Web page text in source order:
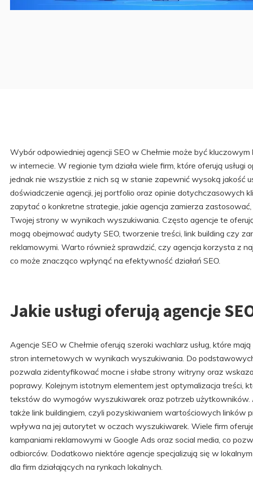
Wybór odpowiedniej agencji SEO w Chełmie może być
w internecie. W regionie tym działa wiele firm, które oferują usługi
jednak nie wszystkie z nich są w stanie zapewnić wysoką jakość
doświadczenie agencji, jej portfolio oraz opinie dotychczasowych
zapytać o konkretne strategie, jakie agencja zamierza
Twojej strony w wynikach wyszukiwania. Często agencje te
mogą obejmować audyty SEO, tworzenie treści, link building czy
reklamowymi. Warto również sprawdzić, czy agencja korzysta z
co może znacząco wpłynąć na efektywność działań SEO.
Jakie usługi oferują agencje
Agencje SEO w Chełmie oferują szeroki wachlarz usług, które
stron internetowych w wynikach wyszukiwania. Do
pozwala zidentyfikować mocne i słabe strony witryny oraz
poprawy. Kolejnym istotnym elementem jest optymalizacja treści,
tekstów do wymogów wyszukiwarek oraz potrzeb użytkowników.
także link buildingiem, czyli pozyskiwaniem wartościowych linków
wpływa na jej autorytet w oczach wyszukiwarek. Wiele firm
kampaniami reklamowymi w Google Ads oraz social media, co
odbiorców. Dodatkowo niektóre agencje specjalizują się w
dla firm działających na rynkach lokalnych.